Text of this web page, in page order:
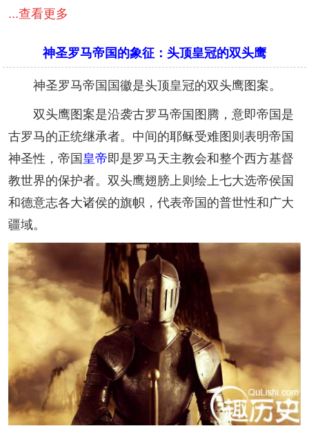
...查看更多
神圣罗马帝国的象征：头顶皇冠的双头鹰
神圣罗马帝国国徽是头顶皇冠的双头鹰图案。
双头鹰图案是沿袭古罗马帝国图腾，意即帝国是
古罗马的正统继承者。中间的耶稣受难图则表明帝国
神圣性，帝国 皇帝即是罗马天主教会和整个西方基督
教世界的保护者。双头鹰翅膀上则绘上七大选帝侯国
和德意志各大诸侯的旗帜，代表帝国的普世性和广大
疆域。